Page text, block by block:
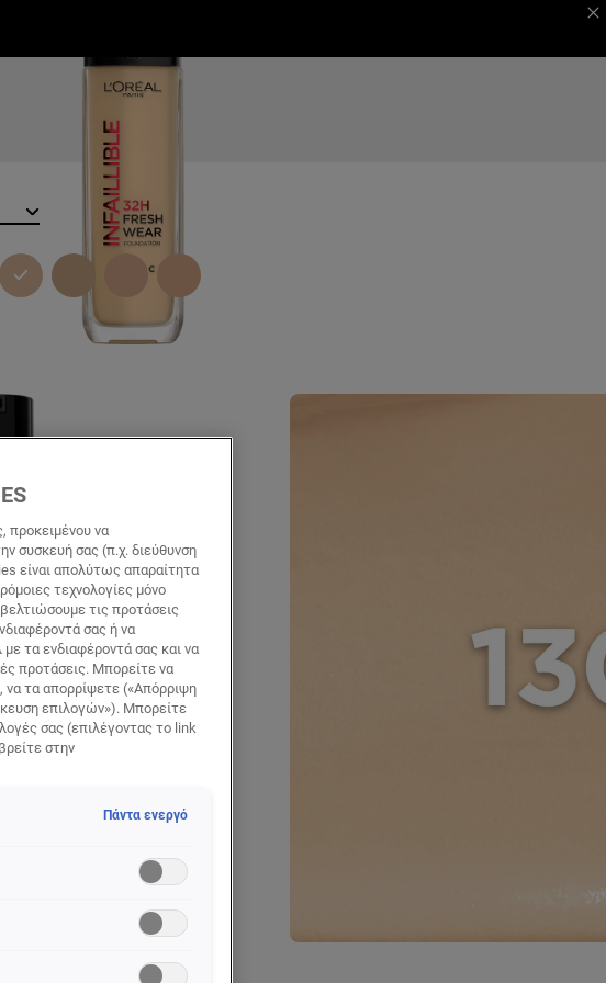
προκειμένου να
συσκευή σας (π.χ. διεύθυνση
είναι απολύτως απαραίτητα
τεχνολογίες μόνο
τις προτάσεις
σας ή να
τα ενδιαφέροντά σας και να
προτάσεις. Μπορείτε να
να τα απορρίψετε («Απόρριψη
επιλογών»). Μπορείτε
σας (επιλέγοντας το link
στην
Πάντα ενεργό